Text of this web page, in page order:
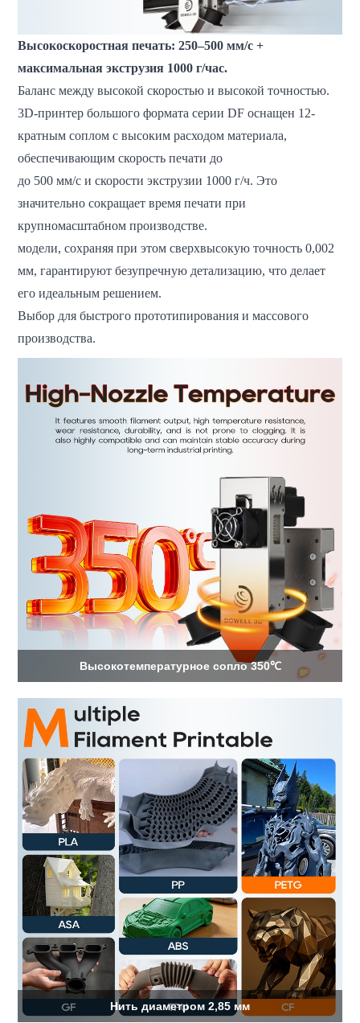
Высокоскоростная печать: 250–500 мм/с +
максимальная экструзия 1000 г/час.
Баланс между высокой скоростью и высокой точностью.
3D-принтер большого формата серии DF оснащен 12-
кратным соплом с высоким расходом материала,
обеспечивающим скорость печати до
до 500 мм/с и скорости экструзии 1000 г/ч. Это
значительно сокращает время печати при
крупномасштабном производстве.
модели, сохраняя при этом сверхвысокую точность 0,002
мм, гарантируют безупречную детализацию, что делает
его идеальным решением.
Выбор для быстрого прототипирования и массового
производства.
Высокотемпературное сопло 350℃
Нить диаметром 2,85 мм